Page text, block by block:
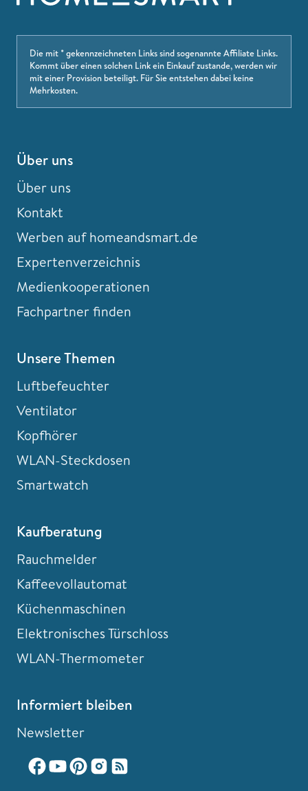
Die mit * gekennzeichneten Links sind sogenannte Affiliate Links.
Kommt über einen solchen Link ein Einkauf zustande, werden wir
mit einer Provision beteiligt. Für Sie entstehen dabei keine
Mehrkosten.
Über uns
Über uns
Kontakt
Werben auf homeandsmart.de
Expertenverzeichnis
Medienkooperationen
Fachpartner finden
Unsere Themen
Luftbefeuchter
Ventilator
Kopfhörer
WLAN-Steckdosen
Smartwatch
Kaufberatung
Rauchmelder
Kaffeevollautomat
Küchenmaschinen
Elektronisches Türschloss
WLAN-Thermometer
Informiert bleiben
Newsletter